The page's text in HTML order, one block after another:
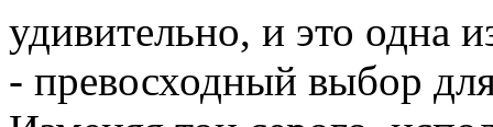
удивительно, и это одна
- превосходный выбор